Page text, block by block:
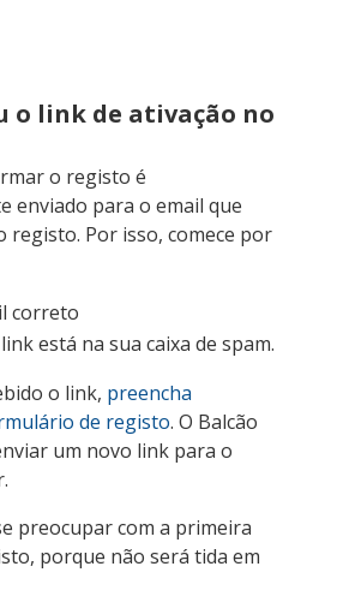
o link de ativação no
o registo é
enviado para o email que
registo. Por isso, comece por
correto
está na sua caixa de spam.
o link, preencha
de registo. O Balcão
um novo link para o
preocupar com a primeira
porque não será tida em